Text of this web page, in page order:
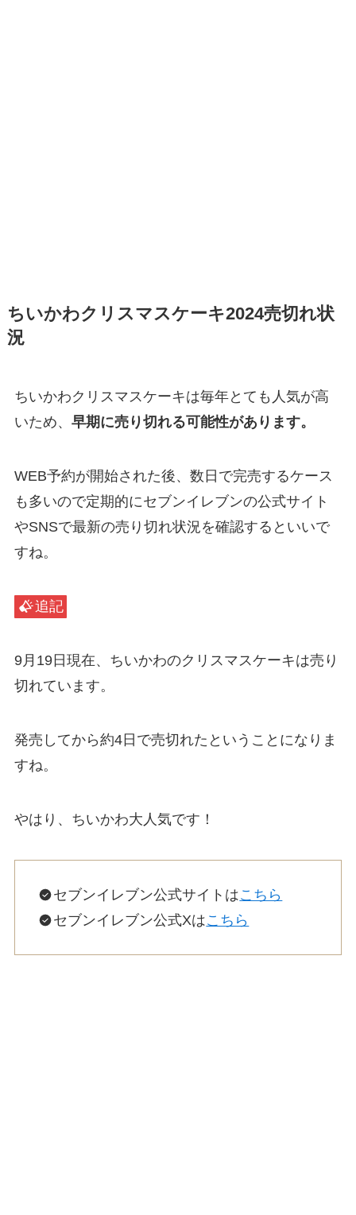
ちいかわクリスマスケーキ2024売切れ状
況
ちいかわクリスマスケーキは毎年とても人気が高
いため、 早期に売り切れる可能性があります。
WEB予約が開始された後、数日で完売するケース
も多いので定期的にセブンイレブンの公式サイト
やSNSで最新の売り切れ状況を確認するといいで
すね。
追記
9月19日現在、ちいかわのクリスマスケーキは売り
切れています。
発売してから約4日で売切れたということになりま
すね。
やはり、ちいかわ大人気です！
セブンイレブン公式サイトはこちら
セブンイレブン公式Xはこちら